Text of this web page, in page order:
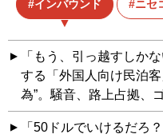
インバウンド ニセ
「もう、引っ越すしか
する「外国人向け民泊
為”。騒音、路上占拠、
「50ドルでいけるだろ